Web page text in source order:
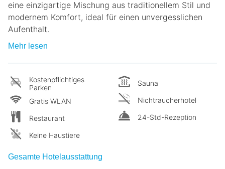
eine einzigartige Mischung aus traditionellem Stil und
modernem Komfort, ideal für einen unvergesslichen
Aufenthalt.
Mehr lesen
Kostenpflichtiges
Parken
Gratis WLAN
Restaurant
Keine Haustiere
Sauna
Nichtraucherhotel
24-Std-Rezeption
Gesamte Hotelausstattung